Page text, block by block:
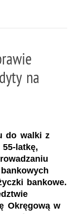
na
do walki z
latkę,
bankowe.
Okręgową w